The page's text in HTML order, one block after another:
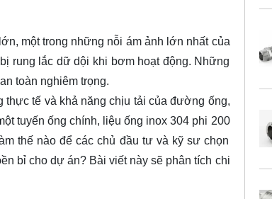
một trong những nỗi ám ảnh lớn nhất của
rung lắc dữ dội khi bơm hoạt động. Những
toàn nghiêm trọng.
tế và khả năng chịu tải của đường ống,
tuyến ống chính, liệuống inox 304 phi 200
thế nào để các chủ đầu tư và kỹ sư chọn
bỉ cho dự án? Bài viết này sẽ phân tích chi